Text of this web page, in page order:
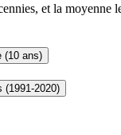
et la moyenne
(10 ans)
(1991-2020)